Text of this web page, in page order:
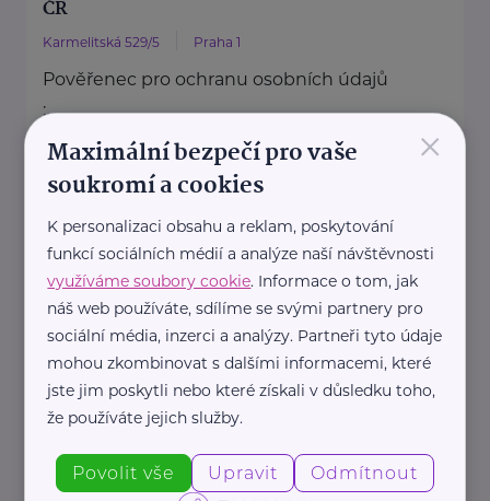
ČR
Karmelitská 529/5 Praha 1
Pověřenec pro ochranu osobních údajů
:
Mgr. Šárka Jílková,
+420 234 811 105, gdpr@msmt.cz
oznamovatelů
: Mgr. ...
https://www.msmt.cz/
+420 234 811 111
posta@msmt.cz
Loretánské náměstí 5 Praha 1 – Hradčany
×
Maximální bezpečí pro vaše
soukromí a cookies
K personalizaci obsahu a reklam, poskytování
funkcí sociálních médií a analýze naší návštěvnosti
využíváme soubory cookie. Informace o tom, jak
náš web používáte, sdílíme se svými partnery pro
sociální média, inzerci a analýzy. Partneři tyto údaje
mohou zkombinovat s dalšími informacemi, které
jste jim poskytli nebo které získali v důsledku toho,
že používáte jejich služby.
Povolit vše Upravit Odmítnout